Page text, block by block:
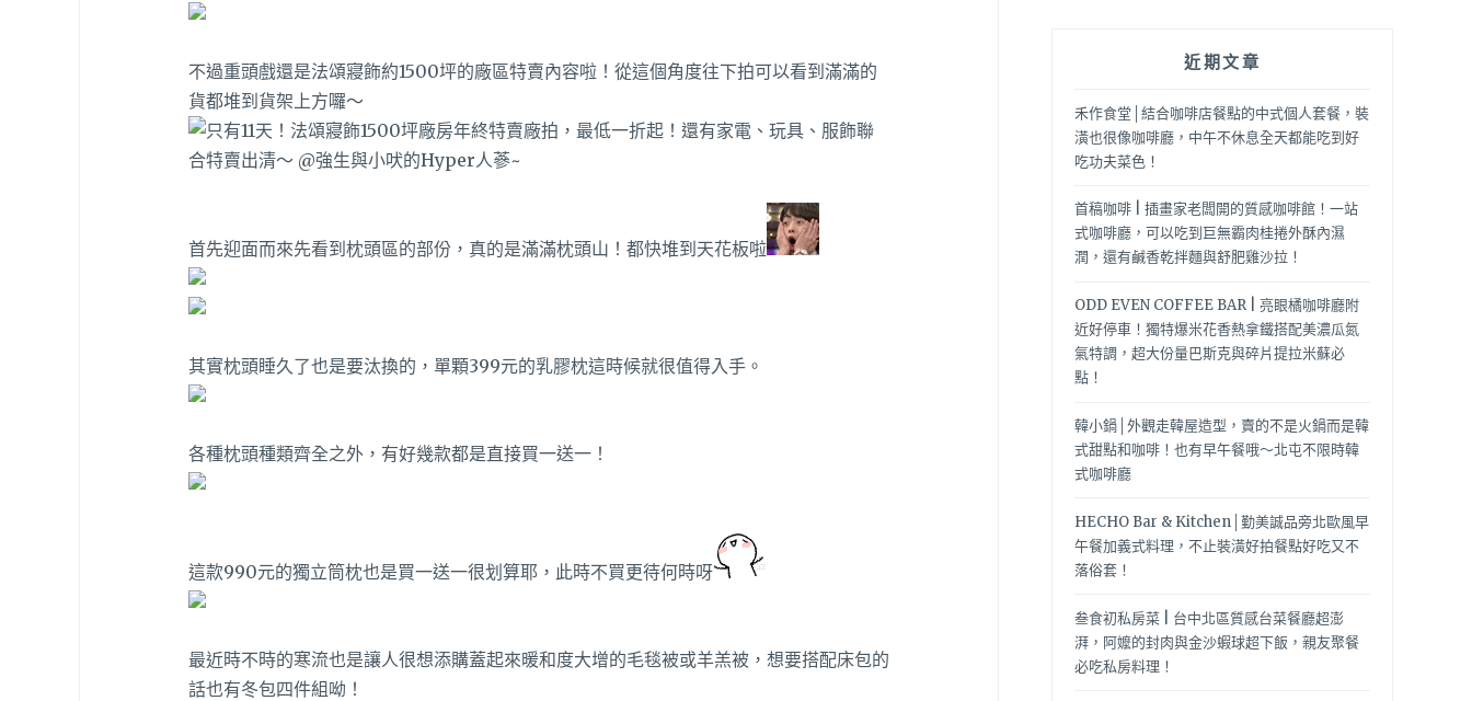
不過重頭戲還是法頌寢飾約1500坪的廠區特賣內容啦！從這個角度往下拍可以看到滿滿的
貨都堆到貨架上方囉～
首先迎面而來先看到枕頭區的部份，真的是滿滿枕頭山！都快堆到天花板啦
其實枕頭睡久了也是要汰換的，單顆399元的乳膠枕這時候就很值得入手。
各種枕頭種類齊全之外，有好幾款都是直接買一送一！
這款990元的獨立筒枕也是買一送一很划算耶，此時不買更待何時呀
最近時不時的寒流也是讓人很想添購蓋起來暖和度大增的毛毯被或羊羔被，想要搭配床包的
話也有冬包四件組呦！
近期文章
禾作食堂│結合咖啡店餐點的中式個人套餐，裝
潢也很像咖啡廳，中午不休息全天都能吃到好
吃功夫菜色！
首稿咖啡 | 插畫家老闆開的質感咖啡館！一站
式咖啡廳，可以吃到巨無霸肉桂捲外酥內濕
潤，還有鹹香乾拌麵與舒肥雞沙拉！
ODD EVEN COFFEE BAR | 亮眼橘咖啡廳附
近好停車！獨特爆米花香熱拿鐵搭配美濃瓜氮
氣特調，超大份量巴斯克與碎片提拉米蘇必
點！
韓小鍋│外觀走韓屋造型，賣的不是火鍋而是韓
式甜點和咖啡！也有早午餐哦～北屯不限時韓
式咖啡廳
HECHO Bar & Kitchen│勤美誠品旁北歐風早
午餐加義式料理，不止裝潢好拍餐點好吃又不
落俗套！
叁食初私房菜 | 台中北區質感台菜餐廳超澎
湃，阿嬤的封肉與金沙蝦球超下飯，親友聚餐
必吃私房料理！